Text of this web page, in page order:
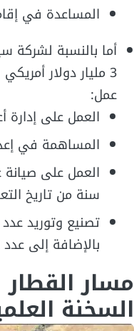
المساعدة في
أما بالنسبة لشركة
3 مليار دولار
عمل:
العمل على إدارة
المساهمة في
سنة من تاريخ
بالإضافة إلى عدد 10 جرارات للبضائع.
مسار القطار
السخنة